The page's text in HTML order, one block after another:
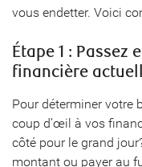
vous endetter. Voici
Étape 1 :
financière
Pour déterminer votre
coup d’œil à vos
côté pour le grand
montant ou payer au